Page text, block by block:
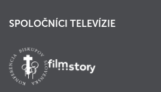
SPOLOČNÍCI TELEVÍZIE